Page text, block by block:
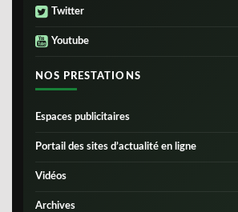
Twitter
Youtube
NOS PRESTATIONS
Espaces publicitaires
Portail des sites d’actualité en ligne
Vidéos
Archives